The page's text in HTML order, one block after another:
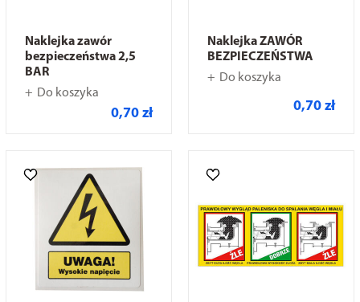
Naklejka zawór
bezpieczeństwa 2,5
BAR
Do koszyka
0,70 zł
Naklejka ZAWÓR
BEZPIECZEŃSTWA
Do koszyka
0,70 zł